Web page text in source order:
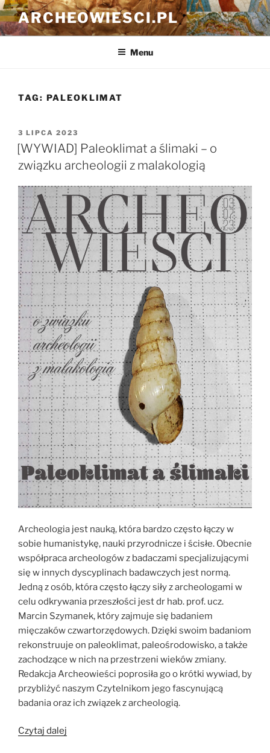
Przejdź
do
treści
ARCHEOWIESCI.PL
Menu
TAG: PALEOKLIMAT
OPUBLIKOWANE
W
3 LIPCA 2023
[WYWIAD] Paleoklimat a ślimaki – o
związku archeologii z malakologią
Archeologia jest nauką, która bardzo często łączy w
sobie humanistykę, nauki przyrodnicze i ścisłe. Obecnie
współpraca archeologów z badaczami specjalizującymi
się w innych dyscyplinach badawczych jest normą.
Jedną z osób, która często łączy siły z archeologami w
celu odkrywania przeszłości jest dr hab. prof. ucz.
Marcin Szymanek, który zajmuje się badaniem
mięczaków czwartorzędowych. Dzięki swoim badaniom
rekonstruuje on paleoklimat, paleośrodowisko, a także
zachodzące w nich na przestrzeni wieków zmiany.
Redakcja Archeowieści poprosiła go o krótki wywiad, by
przybliżyć naszym Czytelnikom jego fascynującą
badania oraz ich związek z archeologią.
Czytaj dalej